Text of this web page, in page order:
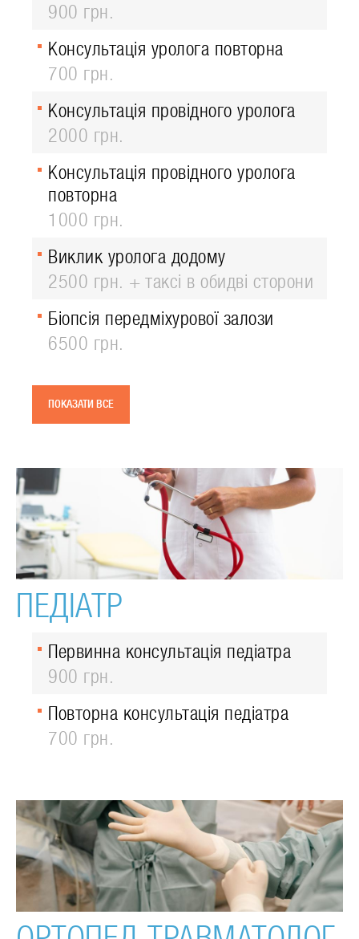
900 грн.
Консультація уролога повторна
700 грн.
Консультація провідного уролога
2000 грн.
Консультація провідного уролога
повторна
1000 грн.
Виклик уролога додому
2500 грн. + таксі в обидві сторони
Біопсія передміхурової залози
6500 грн.
ПОКАЗАТИ ВСЕ
ПЕДІАТР
Первинна консультація педіатра
900 грн.
Повторна консультація педіатра
700 грн.